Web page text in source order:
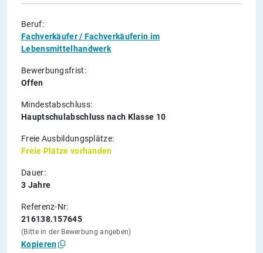
Beruf:
Fachverkäufer / Fachverkäuferin im
Lebensmittelhandwerk
Bewerbungsfrist:
Offen
Mindestabschluss:
Hauptschulabschluss nach Klasse 10
Freie Ausbildungsplätze:
Freie Plätze vorhanden
Dauer:
3 Jahre
Referenz-Nr:
216138.157645
(Bitte in der Bewerbung angeben)
Kopieren